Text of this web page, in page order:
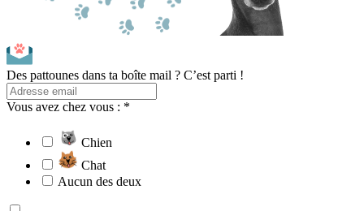
Des pattounes dans ta boîte mail ? C’est parti !
Vous avez chez vous : *
Chien
Chat
Aucun des deux